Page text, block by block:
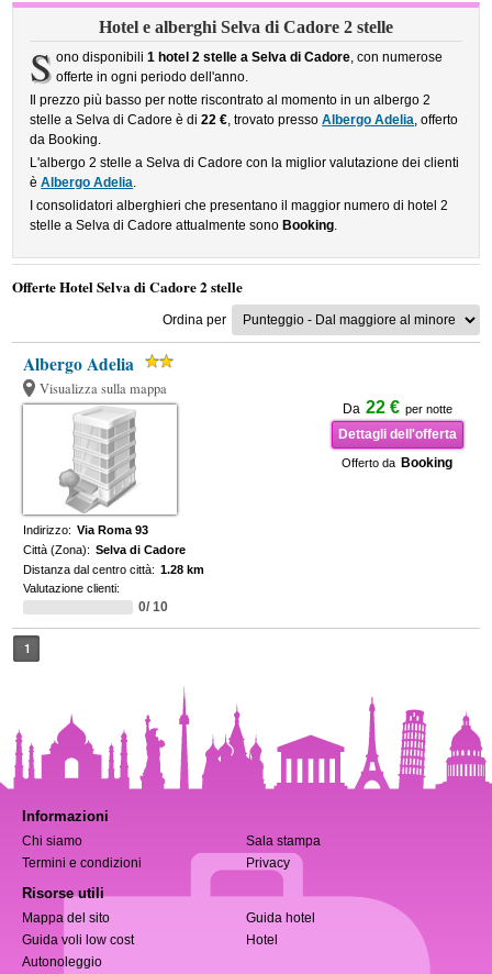
Hotel e alberghi Selva di Cadore 2 stelle
S ono disponibili 1 hotel 2 stelle a Selva di Cadore, con numerose
offerte in ogni periodo dell'anno.
Il prezzo più basso per notte riscontrato al momento in un albergo 2
stelle a Selva di Cadore è di22 €, trovato pressoAlbergo Adelia, offerto
da Booking.
L'albergo 2 stelle a Selva di Cadore con la miglior valutazione dei clienti
èAlbergo Adelia.
I consolidatori alberghieri che presentano il maggior numero di hotel 2
stelle a Selva di Cadore attualmente sono Booking.
Offerte Hotel Selva di Cadore 2 stelle
Ordina per
Albergo Adelia
Visualizza sulla mappa
Da 22 € per notte
Dettagli dell'offerta
Offerto da Booking
Indirizzo: Via Roma 93
Città (Zona): Selva di Cadore
Distanza dal centro città: 1.28 km
Valutazione clienti:
0/ 10
1
Informazioni
Chi siamo
Sala stampa
Termini e condizioni
Privacy
Risorse utili
Mappa del sito
Guida hotel
Guida voli low cost
Hotel
Autonoleggio